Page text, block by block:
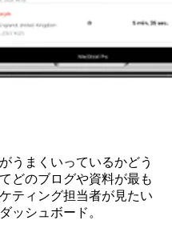
うまくいっているかどう
どのブログや資料が最も
ティング担当者が見たい
ッシュボード。